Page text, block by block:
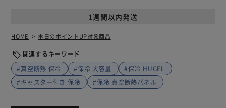
1週間以内発送
HOME 本日のポイントUP対象商品
関連するキーワード
#真空断熱 保冷
#保冷 大容量
#保冷 HUGEL
#キャスター付き 保冷
#保冷 真空断熱パネル